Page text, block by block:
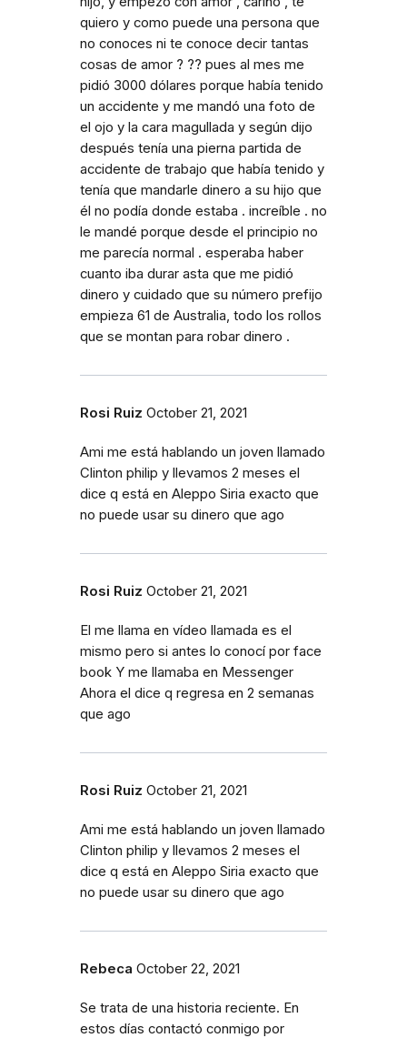
quiero y como puede una persona que
no conoces ni te conoce decir tantas
cosas de amor ? ?? pues al mes me
pidió 3000 dólares porque había tenido
un accidente y me mandó una foto de
el ojo y la cara magullada y según dijo
después tenía una pierna partida de
accidente de trabajo que había tenido y
tenía que mandarle dinero a su hijo que
él no podía donde estaba . increíble . no
le mandé porque desde el principio no
me parecía normal . esperaba haber
cuanto iba durar asta que me pidió
dinero y cuidado que su número prefijo
empieza 61 de Australia, todo los rollos
que se montan para robar dinero .
Rosi Ruiz October 21, 2021
Ami me está hablando un joven llamado
Clinton philip y llevamos 2 meses el
dice q está en Aleppo Siria exacto que
no puede usar su dinero que ago
Rosi Ruiz October 21, 2021
El me llama en vídeo llamada es el
mismo pero si antes lo conocí por face
book Y me llamaba en Messenger
Ahora el dice q regresa en 2 semanas
que ago
Rosi Ruiz October 21, 2021
Ami me está hablando un joven llamado
Clinton philip y llevamos 2 meses el
dice q está en Aleppo Siria exacto que
no puede usar su dinero que ago
Rebeca October 22, 2021
Se trata de una historia reciente. En
estos días contactó conmigo por